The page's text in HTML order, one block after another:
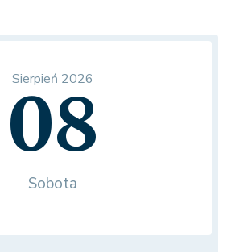
Sierpień 2026
08
Sobota